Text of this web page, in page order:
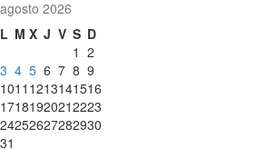
agosto 2026
L M X J V S D
1 2
3 4 5 6 7 8 9
1011 1213141516
17181920212223
24252627282930
31